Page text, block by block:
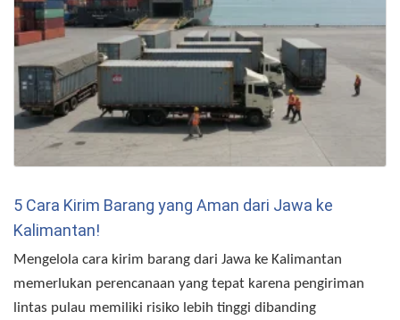
5 Cara Kirim Barang yang Aman dari Jawa ke
Kalimantan!
Mengelola cara kirim barang dari Jawa ke Kalimantan
memerlukan perencanaan yang tepat karena pengiriman
lintas pulau memiliki risiko lebih tinggi dibanding